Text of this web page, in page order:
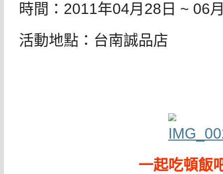
時間：2011年04月28日 ~ 06
活動地點：台南誠品店
一起吃頓飯